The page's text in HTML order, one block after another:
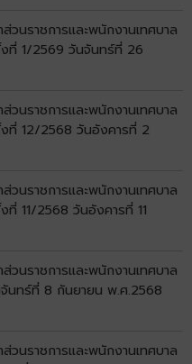
วนราชการและพนักงานเทศบาล
งที่ 1/2569 วันจันทร์ที่ 26
วนราชการและพนักงานเทศบาล
งที่ 12/2568 วันอังคารที่ 2
วนราชการและพนักงานเทศบาล
ที่ 11/2568 วันอังคารที่ 11
วนราชการและพนักงานเทศบาล
จันทร์ที่ 8 กันยายน พ.ศ.2568
วนราชการและพนักงานเทศบาล